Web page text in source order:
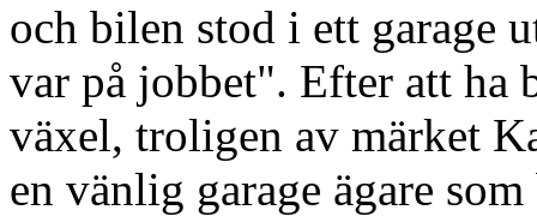
och bilen stod i ett garage
var på jobbet". Efter att ha
växel, troligen av märket
en vänlig garage ägare